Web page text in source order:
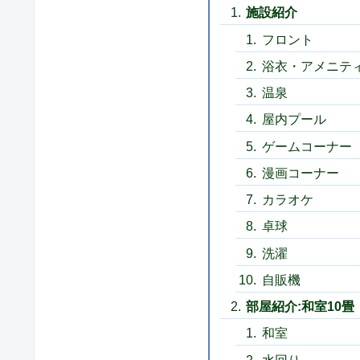
施設紹介
フロント
浴衣・アメニテ
温泉
屋内プール
ゲームコーナー
漫画コーナー
カラオケ
卓球
洗濯
自販機
部屋紹介:和室10畳
和室